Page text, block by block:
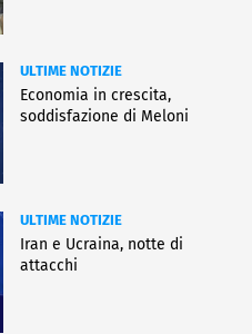
ULTIME NOTIZIE
Economia in crescita,
soddisfazione di Meloni
ULTIME NOTIZIE
Iran e Ucraina, notte di
attacchi